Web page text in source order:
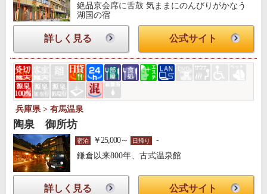
絶品京会席に舌鼓 気ままにのんびりがかなう
湖国の宿
詳しく見る 公式サイト
兵庫県 > 有馬温泉
陶泉 御所坊
宿泊 ￥25,000～ 日帰り
-
鎌倉以来800年、古式温泉館
詳しく見る 公式サイト